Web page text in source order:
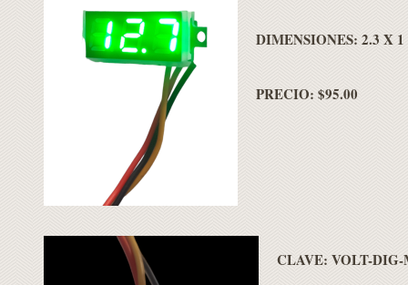
DIMENSIONES: 2.3 X
PRECIO: $95.00
CLAVE: VOLT-